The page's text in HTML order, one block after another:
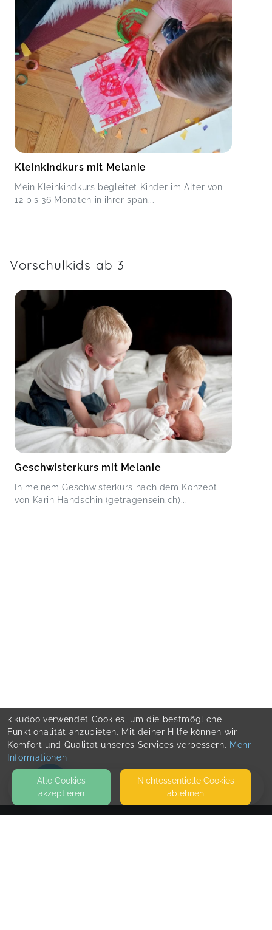
HOME
Kleinkindkurs mit Melanie
Mein Kleinkindkurs begleitet Kinder im Alter von
12 bis 36 Monaten in ihrer span...
Vorschulkids ab 3
Geschwisterkurs mit Melanie
In meinem Geschwisterkurs nach dem Konzept
von Karin Handschin (getragensein.ch)...
kikudoo verwendet Cookies, um die bestmögliche
Funktionalität anzubieten. Mit deiner Hilfe können wir
Komfort und Qualität unseres Services verbessern. Mehr
Informationen
Alle Cookies
akzeptieren
Nicht­essentielle Cookies
ablehnen